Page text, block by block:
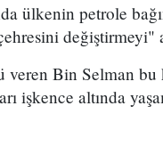
ülkenin petrole
değiştirmeyi"
Bin Selman
işkence altında